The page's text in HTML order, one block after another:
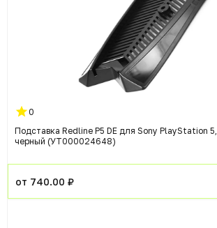
0
Подставка Redline P5 DE для Sony PlayStation 5,
черный (УТ000024648)
от 740.00 ₽